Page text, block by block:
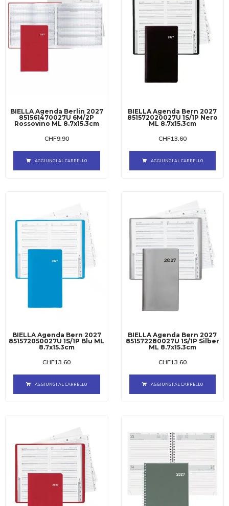
BIELLA Agenda Berlin 2027
851561470027U 6M/2P
Rossovino ML 8.7x15.3cm
CHF9.90
AGGIUNGI AL CARRELLO
BIELLA Agenda Bern 2027
851572020027U 1S/1P Nero
ML 8.7x15.3cm
CHF13.60
AGGIUNGI AL CARRELLO
BIELLA Agenda Bern 2027
851572050027U 1S/1P Blu ML
8.7x15.3cm
CHF13.60
AGGIUNGI AL CARRELLO
BIELLA Agenda Bern 2027
851572280027U 1S/1P Silber
ML 8.7x15.3cm
CHF13.60
AGGIUNGI AL CARRELLO